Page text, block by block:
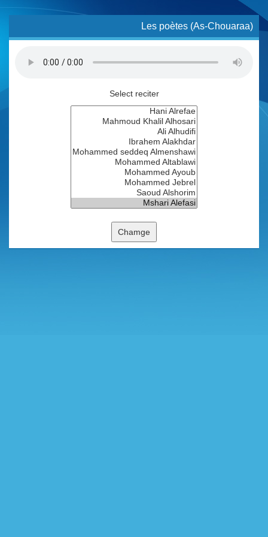
Les poètes (As-Chouaraa)
Select reciter